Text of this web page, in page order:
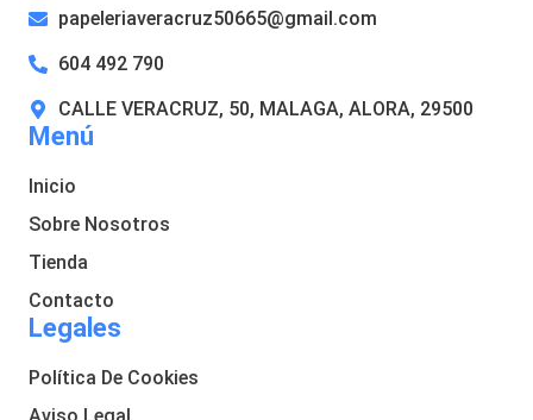
Menú
Inicio
Sobre Nosotros
Tienda
Contacto
Legales
Política De Cookies
papeleriaveracruz50665@gmail.com
604 492 790
CALLE VERACRUZ, 50, MALAGA, ALORA, 29500